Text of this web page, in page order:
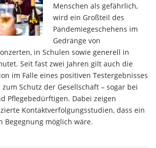
Menschen als gefährlich,
wird ein Großteil des
Pandemiegeschehens im
Gedränge von
in Schulen sowie generell in
Seit fast zwei Jahren gilt auch die
im Falle eines positiven Testergebnisses
Schutz der Gesellschaft – sogar bei
Pflegebedürftigen. Dabei zeigen
Kontaktverfolgungsstudien, dass ein
Begegnung möglich wäre.